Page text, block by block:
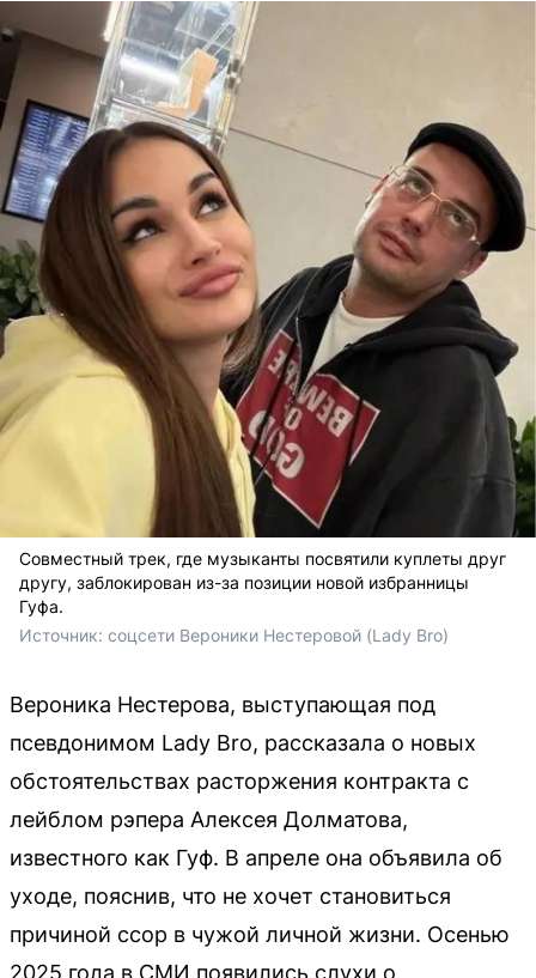
Совместный трек, где музыканты посвятили куплеты друг
другу, заблокирован из-за позиции новой избранницы
Гуфа.
Источник: соцсети Вероники Нестеровой (Lady Bro)
Вероника Нестерова, выступающая под
псевдонимом Lady Bro, рассказала о новых
обстоятельствах расторжения контракта с
лейблом рэпера Алексея Долматова,
известного как Гуф. В апреле она объявила об
уходе, пояснив, что не хочет становиться
причиной ссор в чужой личной жизни. Осенью
2025 года в СМИ появились слухи о